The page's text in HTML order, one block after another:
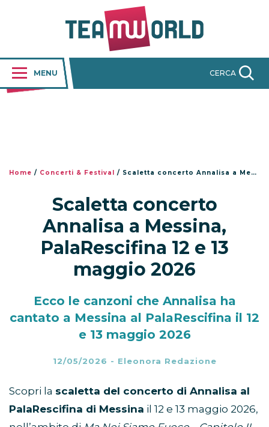
MENU CERCA
Home / Concerti & Festival / Scaletta concerto Annalisa a Messina, PalaRescifina 12 e 13 maggio 2026
Scaletta concerto
Annalisa a Messina,
PalaRescifina 12 e 13
maggio 2026
Ecco le canzoni che Annalisa ha
cantato a Messina al PalaRescifina il 12
e 13 maggio 2026
12/05/2026 - Eleonora Redazione
Scopri la scaletta del concerto di Annalisa al
PalaRescifina di Messina il 12 e 13 maggio 2026,